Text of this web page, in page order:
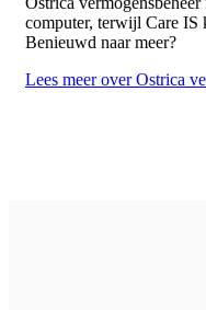
computer, terwijl Care IS
Benieuwd naar meer?
Lees meer over Ostrica